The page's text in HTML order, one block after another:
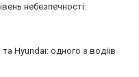
небезпечності:
Hyundai: одного з водіїв